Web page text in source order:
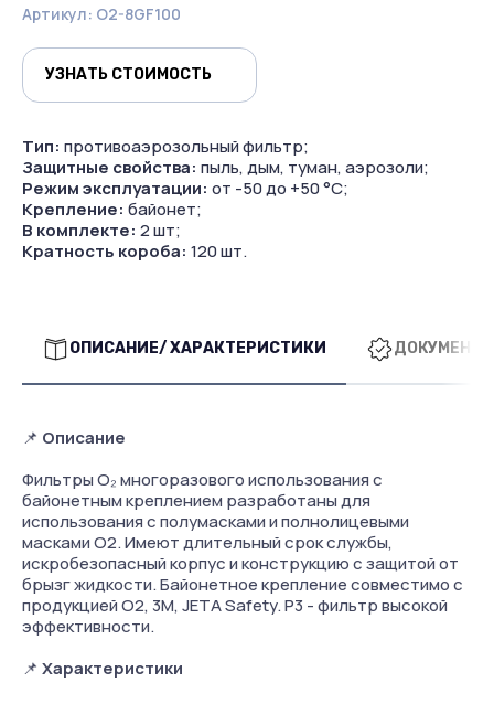
Артикул: О2-8GF100
УЗНАТЬ СТОИМОСТЬ
Тип: противоаэрозольный фильтр;
Защитные свойства: пыль, дым, туман, аэрозоли;
Режим эксплуатации: от -50 до +50 °С;
Крепление: байонет;
В комплекте: 2 шт;
Кратность короба: 120 шт.
ОПИСАНИЕ/ ХАРАКТЕРИСТИКИ
📌 Описание
Фильтры O₂ многоразового использования с
байонетным креплением разработаны для
использования с полумасками и полнолицевыми
масками O2. Имеют длительный срок службы,
искробезопасный корпус и конструкцию с защитой от
брызг жидкости. Байонетное крепление совместимо с
продукцией О2, 3М, JETA Safety. P3 - фильтр высокой
эффективности.
📌 Характеристики